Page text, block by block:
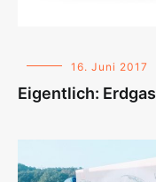
16. Juni 2017
Eigentlich: Erdgas